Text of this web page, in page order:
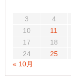
3
4
10
11
17
18
24
25
« 10月